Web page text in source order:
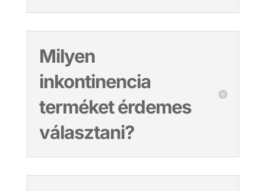
Milyen
inkontinencia
terméket érdemes
választani?